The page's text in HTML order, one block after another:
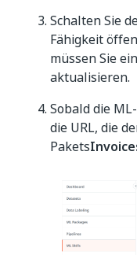
Schalten Sie
Fähigkeit
müssen Sie
aktualisieren.
Sobald die
die URL, die
Pakets